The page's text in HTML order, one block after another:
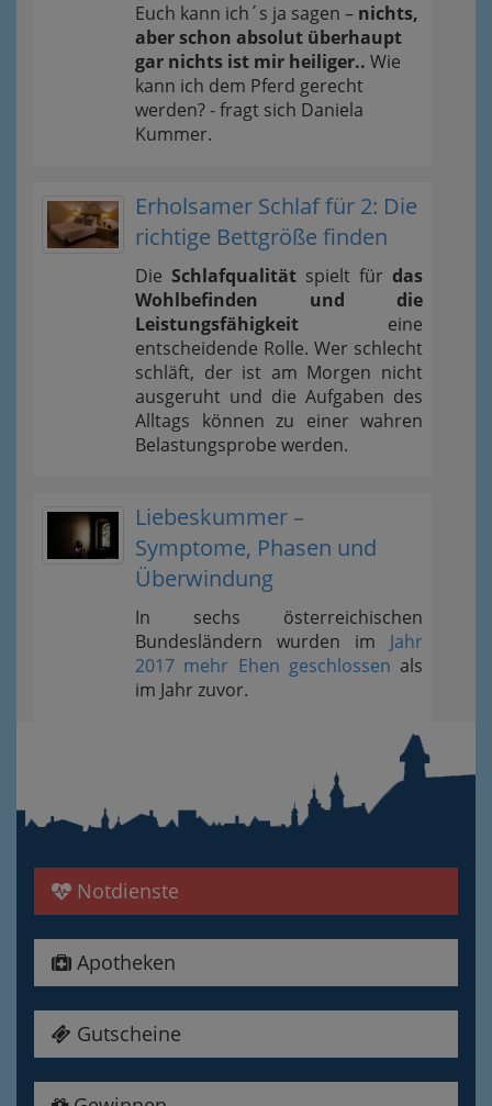
Euch kann ich´s ja sagen – nichts,
aber schon absolut überhaupt
gar nichts ist mir heiliger.. Wie
kann ich dem Pferd gerecht
werden? - fragt sich Daniela
Kummer.
Erholsamer Schlaf für 2: Die
richtige Bettgröße finden
Die Schlafqualität spielt für das
Wohlbefinden und die
Leistungsfähigkeit eine
entscheidende Rolle. Wer schlecht
schläft, der ist am Morgen nicht
ausgeruht und die Aufgaben des
Alltags können zu einer wahren
Belastungsprobe werden.
Liebeskummer –
Symptome, Phasen und
Überwindung
In sechs österreichischen
Bundesländern wurden im Jahr
2017 mehr Ehen geschlossen als
im Jahr zuvor.
Notdienste
Apotheken
Gutscheine